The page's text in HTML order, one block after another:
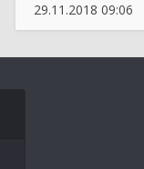
29.11.2018 09:06